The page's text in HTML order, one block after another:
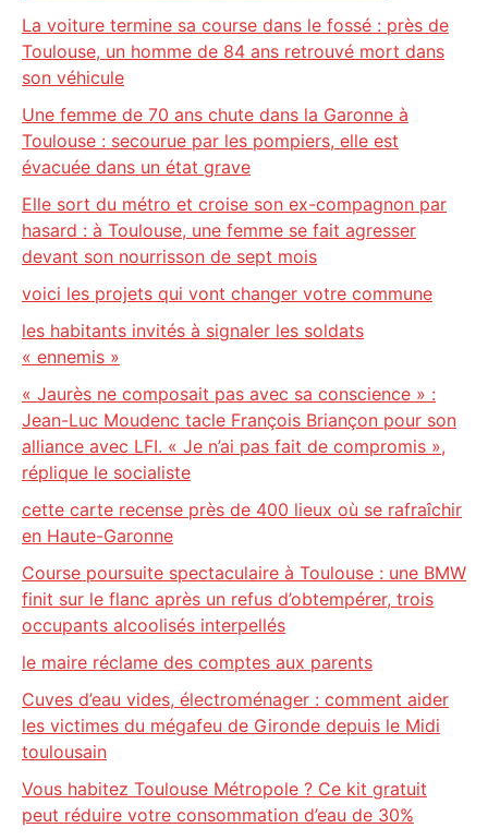
La voiture termine sa course dans le fossé : près de
Toulouse, un homme de 84 ans retrouvé mort dans
son véhicule
Une femme de 70 ans chute dans la Garonne à
Toulouse : secourue par les pompiers, elle est
évacuée dans un état grave
Elle sort du métro et croise son ex-compagnon par
hasard : à Toulouse, une femme se fait agresser
devant son nourrisson de sept mois
voici les projets qui vont changer votre commune
les habitants invités à signaler les soldats
« ennemis »
« Jaurès ne composait pas avec sa conscience » :
Jean-Luc Moudenc tacle François Briançon pour son
alliance avec LFI. « Je n’ai pas fait de compromis »,
réplique le socialiste
cette carte recense près de 400 lieux où se rafraîchir
en Haute-Garonne
Course poursuite spectaculaire à Toulouse : une BMW
finit sur le flanc après un refus d’obtempérer, trois
occupants alcoolisés interpellés
le maire réclame des comptes aux parents
Cuves d’eau vides, électroménager : comment aider
les victimes du mégafeu de Gironde depuis le Midi
toulousain
Vous habitez Toulouse Métropole ? Ce kit gratuit
peut réduire votre consommation d’eau de 30%